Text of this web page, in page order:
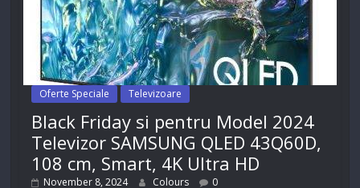
Oferte Speciale Televizoare
Black Friday si pentru Model 2024
Televizor SAMSUNG QLED 43Q60D,
108 cm, Smart, 4K Ultra HD
November 8, 2024 Colours 0